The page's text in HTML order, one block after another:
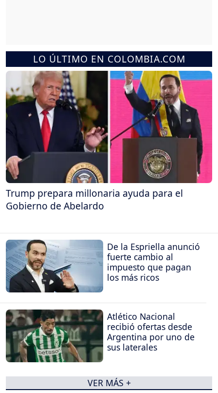
LO ÚLTIMO EN COLOMBIA.COM
Trump prepara millonaria ayuda para el
Gobierno de Abelardo
De la Espriella anunció
fuerte cambio al
impuesto que pagan
los más ricos
Atlético Nacional
recibió ofertas desde
Argentina por uno de
sus laterales
VER MÁS +